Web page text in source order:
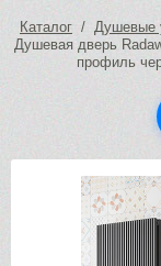
Каталог / Душевые
Душевая дверь
профиль